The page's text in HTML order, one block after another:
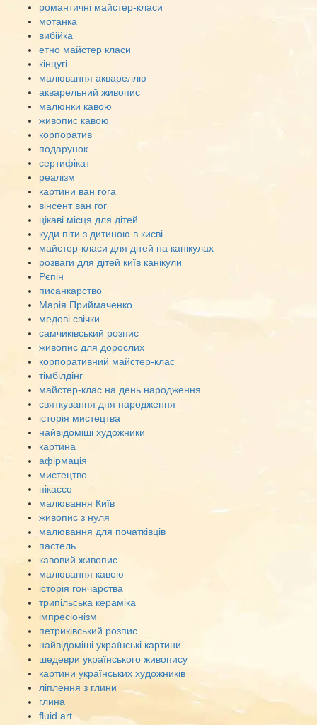
романтичні майстер-класи
мотанка
вибійка
етно майстер класи
кінцугі
малювання аквареллю
акварельний живопис
малюнки кавою
живопис кавою
корпоратив
подарунок
сертифікат
реалізм
картини ван гога
вінсент ван гог
цікаві місця для дітей.
куди піти з дитиною в києві
майстер-класи для дітей на канікулах
розваги для дітей київ канікули
Рєпін
писанкарство
Марія Приймаченко
медові свічки
самчиківський розпис
живопис для дорослих
корпоративний майстер-клас
тімбілдінг
майстер-клас на день народження
святкування дня народження
історія мистецтва
найвідоміші художники
картина
афірмація
мистецтво
пікассо
малювання Київ
живопис з нуля
малювання для початківців
пастель
кавовий живопис
малювання кавою
історія гончарства
трипільська кераміка
імпресіонізм
петриківський розпис
найвідоміші українські картини
шедеври українського живопису
картини українських художників
ліплення з глини
глина
fluid art